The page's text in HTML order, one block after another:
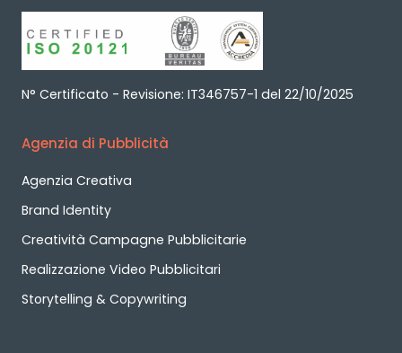
N° Certificato - Revisione: IT346757-1 del 22/10/2025
Agenzia di Pubblicità
Agenzia Creativa
Brand Identity
Creatività Campagne Pubblicitarie
Realizzazione Video Pubblicitari
Storytelling & Copywriting